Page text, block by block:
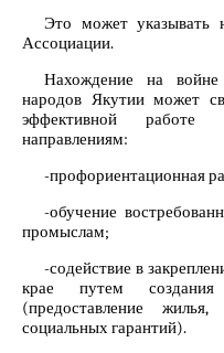
Это может указывать
Ассоциации.
Нахождение на войне
народов Якутии может
эффективной
направлениям:
-профориентационная
-обучение
промыслам;
-содействие в
крае путем
(предоставление
социальных гарантий).